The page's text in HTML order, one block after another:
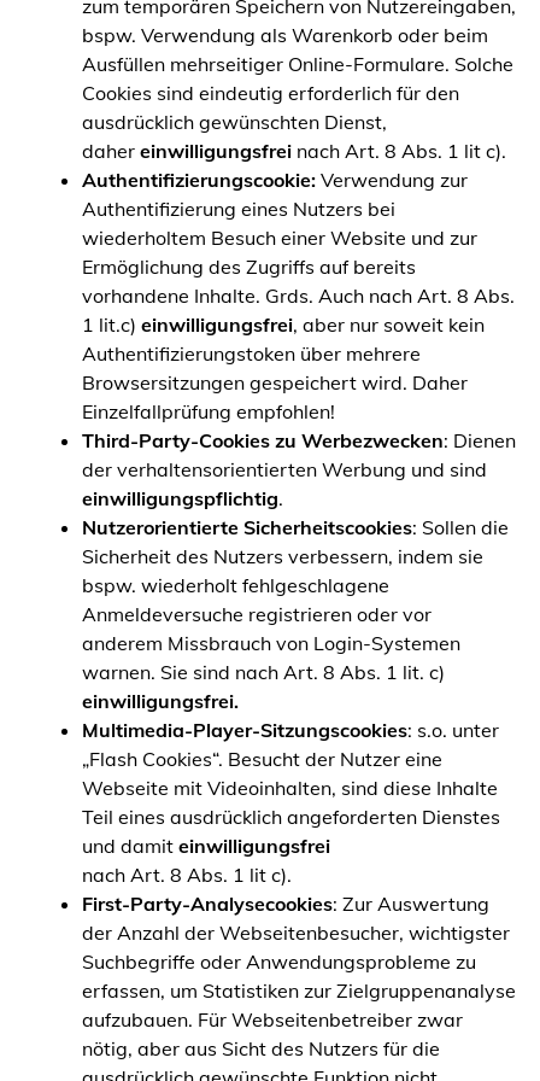
zum temporären Speichern von Nutzereingaben,
bspw. Verwendung als Warenkorb oder beim
Ausfüllen mehrseitiger Online-Formulare. Solche
Cookies sind eindeutig erforderlich für den
ausdrücklich gewünschten Dienst,
daher einwilligungsfrei nach Art. 8 Abs. 1 lit c).
Authentifizierungscookie: Verwendung zur
Authentifizierung eines Nutzers bei
wiederholtem Besuch einer Website und zur
Ermöglichung des Zugriffs auf bereits
vorhandene Inhalte. Grds. Auch nach Art. 8 Abs.
1 lit.c) einwilligungsfrei, aber nur soweit kein
Authentifizierungstoken über mehrere
Browsersitzungen gespeichert wird. Daher
Einzelfallprüfung empfohlen!
Third-Party-Cookies zu Werbezwecken: Dienen
der verhaltensorientierten Werbung und sind
einwilligungspflichtig.
Nutzerorientierte Sicherheitscookies: Sollen die
Sicherheit des Nutzers verbessern, indem sie
bspw. wiederholt fehlgeschlagene
Anmeldeversuche registrieren oder vor
anderem Missbrauch von Login-Systemen
warnen. Sie sind nach Art. 8 Abs. 1 lit. c)
einwilligungsfrei.
Multimedia-Player-Sitzungscookies: s.o. unter
„Flash Cookies“. Besucht der Nutzer eine
Webseite mit Videoinhalten, sind diese Inhalte
Teil eines ausdrücklich angeforderten Dienstes
und damit einwilligungsfrei
nach Art. 8 Abs. 1 lit c).
First-Party-Analysecookies: Zur Auswertung
der Anzahl der Webseitenbesucher, wichtigster
Suchbegriffe oder Anwendungsprobleme zu
erfassen, um Statistiken zur Zielgruppenanalyse
aufzubauen. Für Webseitenbetreiber zwar
nötig, aber aus Sicht des Nutzers für die